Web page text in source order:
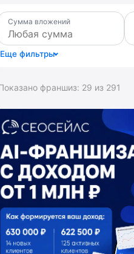
Сумма вложений
Еще фильтры
франшиз: 29 из 291